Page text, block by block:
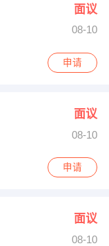
面议
08-10
申请
面议
08-10
申请
面议
08-10